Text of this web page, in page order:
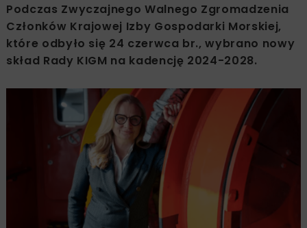
Podczas Zwyczajnego Walnego Zgromadzenia
Członków Krajowej Izby Gospodarki Morskiej,
które odbyło się 24 czerwca br., wybrano nowy
skład Rady KIGM na kadencję 2024-2028.